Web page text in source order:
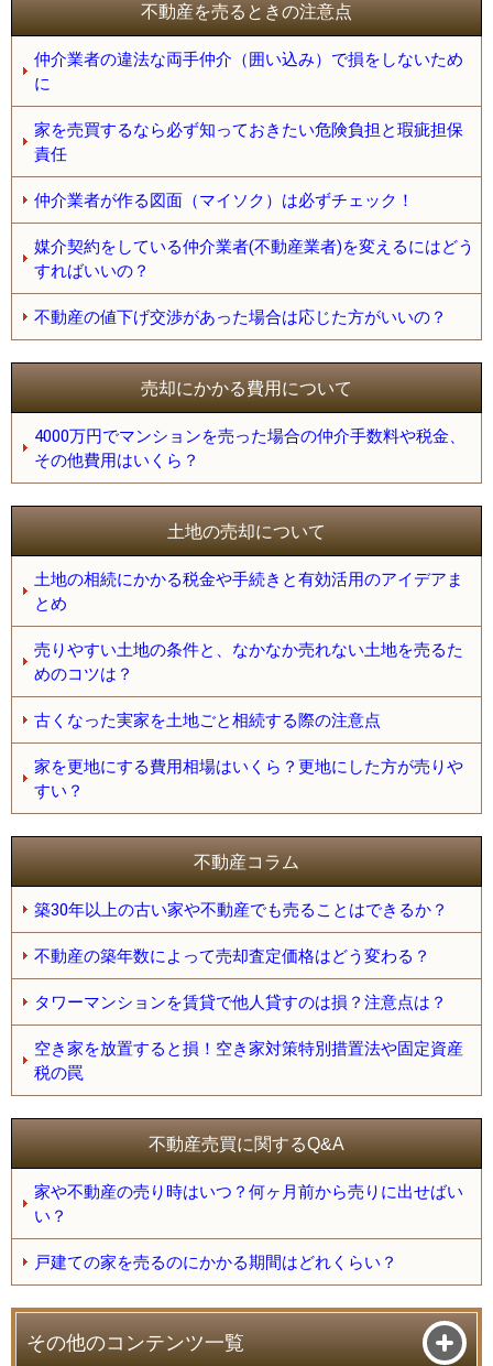
不動産を売るときの注意点
仲介業者の違法な両手仲介（囲い込み）で損をしないため
に
家を売買するなら必ず知っておきたい危険負担と瑕疵担保
責任
仲介業者が作る図面（マイソク）は必ずチェック！
媒介契約をしている仲介業者(不動産業者)を変えるにはどう
すればいいの？
不動産の値下げ交渉があった場合は応じた方がいいの？
売却にかかる費用について
4000万円でマンションを売った場合の仲介手数料や税金、
その他費用はいくら？
土地の売却について
土地の相続にかかる税金や手続きと有効活用のアイデアま
とめ
売りやすい土地の条件と、なかなか売れない土地を売るた
めのコツは？
古くなった実家を土地ごと相続する際の注意点
家を更地にする費用相場はいくら？更地にした方が売りや
すい？
不動産コラム
築30年以上の古い家や不動産でも売ることはできるか？
不動産の築年数によって売却査定価格はどう変わる？
タワーマンションを賃貸で他人貸すのは損？注意点は？
空き家を放置すると損！空き家対策特別措置法や固定資産
税の罠
不動産売買に関するQ&A
家や不動産の売り時はいつ？何ヶ月前から売りに出せばい
い？
戸建ての家を売るのにかかる期間はどれくらい？
その他のコンテンツ一覧